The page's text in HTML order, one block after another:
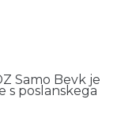
Samo Bevk je
s poslanskega